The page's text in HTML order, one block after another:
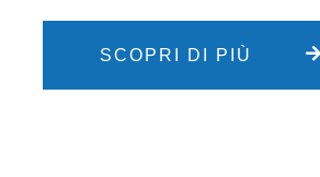
SCOPRI DI PIÙ